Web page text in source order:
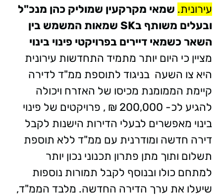
עירונית. שמאי מקרקעין שמוליק כהן מנכ"ל
ובעלים משותף בSK שמאות המשמש בין
השאר כשמאי דיירים בפרויקטי פינוי בינוי
מציין כי היום יותר מתמיד התחדשות עירונית
היא צו השעה בניגוד לתוספת ממ"ד לדירה
קיימת הממומנת מכיסו של האזרח ויכולה
להגיע לכ- 200,000 ₪ , פרויקטים של פינוי
בינוי מאפשרים לבעלי הדירות הישנות לקבל
דירה חדשה ומודרנית עם ממ"ד ללא תוספת
תשלום ותוך מתן פתרון תכנוני נכון יותר
למתחם כולו ובנוסף לקבל תמורות נוספות
שיעלו את ערך הדירה החדשה. מלבד הממ"ד,